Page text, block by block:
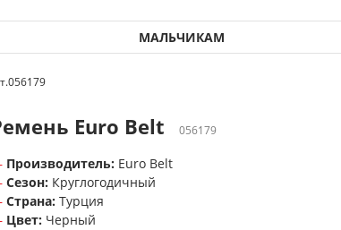
МАЛЬЧИКАМ
Euro Belt 056179
Производитель: Euro Belt
Сезон: Круглогодичный
Страна: Турция
Цвет: Черный